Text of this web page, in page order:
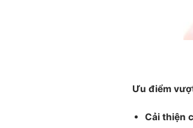
Ưu điểm
Cải thiện